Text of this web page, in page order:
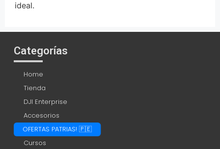
ideal.
Categorías
Home
Tienda
DJI Enterprise
Accesorios
OFERTAS PATRIAS! 🇵🇪
Cursos